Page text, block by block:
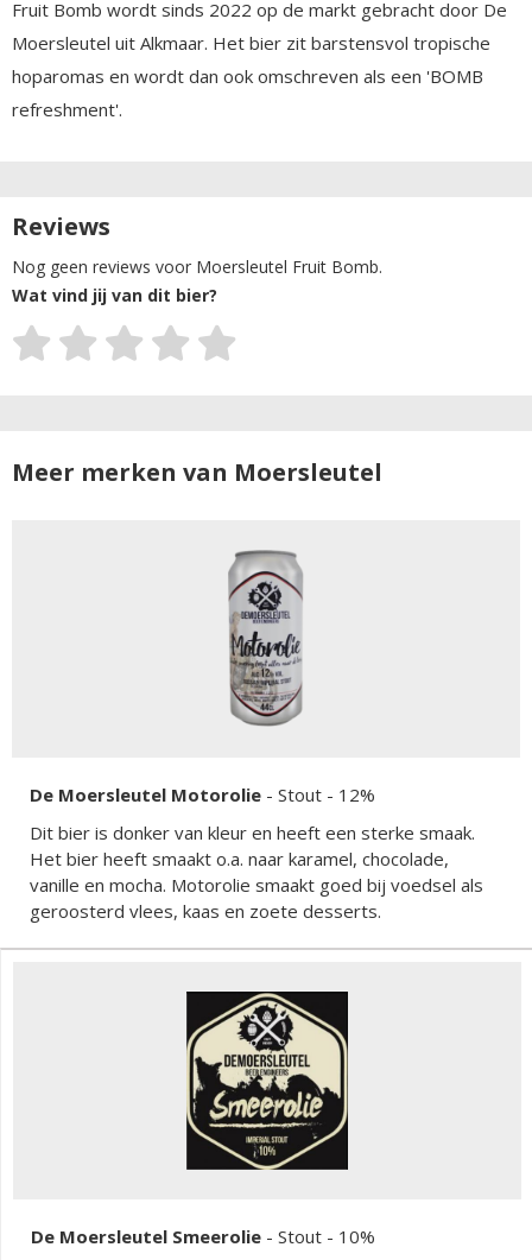
Fruit Bomb wordt sinds 2022 op de markt gebracht door De
Moersleutel uit Alkmaar. Het bier zit barstensvol tropische
hoparomas en wordt dan ook omschreven als een 'BOMB
refreshment'.
Reviews
Nog geen reviews voor Moersleutel Fruit Bomb.
Wat vind jij van dit bier?
Meer merken van Moersleutel
De Moersleutel Motorolie - Stout - 12%
Dit bier is donker van kleur en heeft een sterke smaak.
Het bier heeft smaakt o.a. naar karamel, chocolade,
vanille en mocha. Motorolie smaakt goed bij voedsel als
geroosterd vlees, kaas en zoete desserts.
De Moersleutel Smeerolie - Stout - 10%